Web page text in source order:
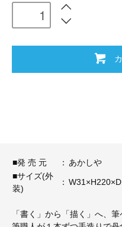
■発 売 元 ： あかしや
■サイズ(外
装)
：
「書く」から「描く」へ、筆